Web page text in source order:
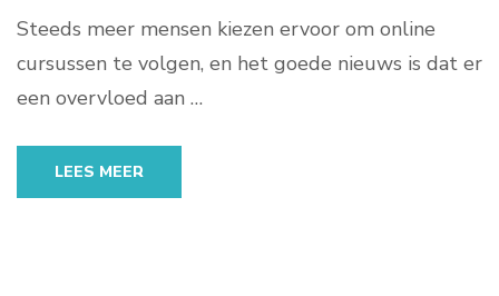
Steeds meer mensen kiezen ervoor om online
cursussen te volgen, en het goede nieuws is dat er
een overvloed aan …
LEES MEER